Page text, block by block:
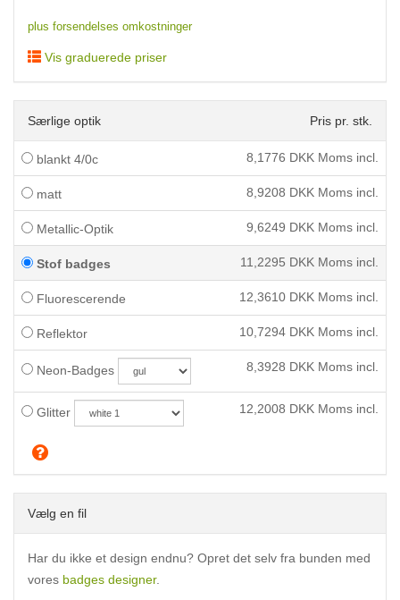
plus forsendelses omkostninger
Vis graduerede priser
Særlige optik Pris pr. stk.
blankt 4/0c 8,1776 DKK Moms incl.
matt 8,9208 DKK Moms incl.
Metallic-Optik 9,6249 DKK Moms incl.
Stof badges 11,2295 DKK Moms incl.
Fluorescerende 12,3610 DKK Moms incl.
Reflektor 10,7294 DKK Moms incl.
Neon-Badges 8,3928 DKK Moms incl.
Glitter 12,2008 DKK Moms incl.
Vælg en fil
Har du ikke et design endnu? Opret det selv fra bunden med
vores badges designer.